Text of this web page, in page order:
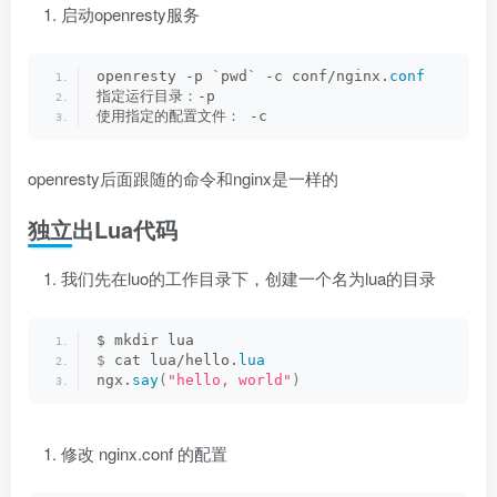
启动openresty服务
openresty -p `pwd` -c conf/nginx. conf
指定运行目录：-p
使用指定的配置文件： -c
openresty后面跟随的命令和nginx是一样的
独立出Lua代码
我们先在luo的工作目录下，创建一个名为lua的目录
$ mkdir lua
$ cat lua/hello. lua
ngx. say( "hello, world" )
修改 nginx.conf 的配置